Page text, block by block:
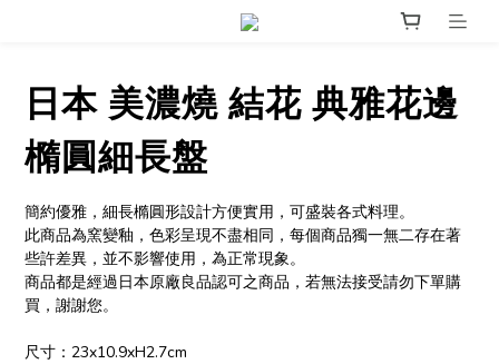
日本 美濃燒 結花 典雅花邊
橢圓細長盤
簡約優雅，細長橢圓形設計方便實用，可盛裝各式料理。
此商品為窯變釉，色彩呈現不盡相同，每個商品獨一無二存在著
些許差異，並不影響使用，為正常現象。
商品都是經過日本原廠良品認可之商品，若無法接受請勿下單購
買，謝謝您。
尺寸：23x10.9xH2.7cm